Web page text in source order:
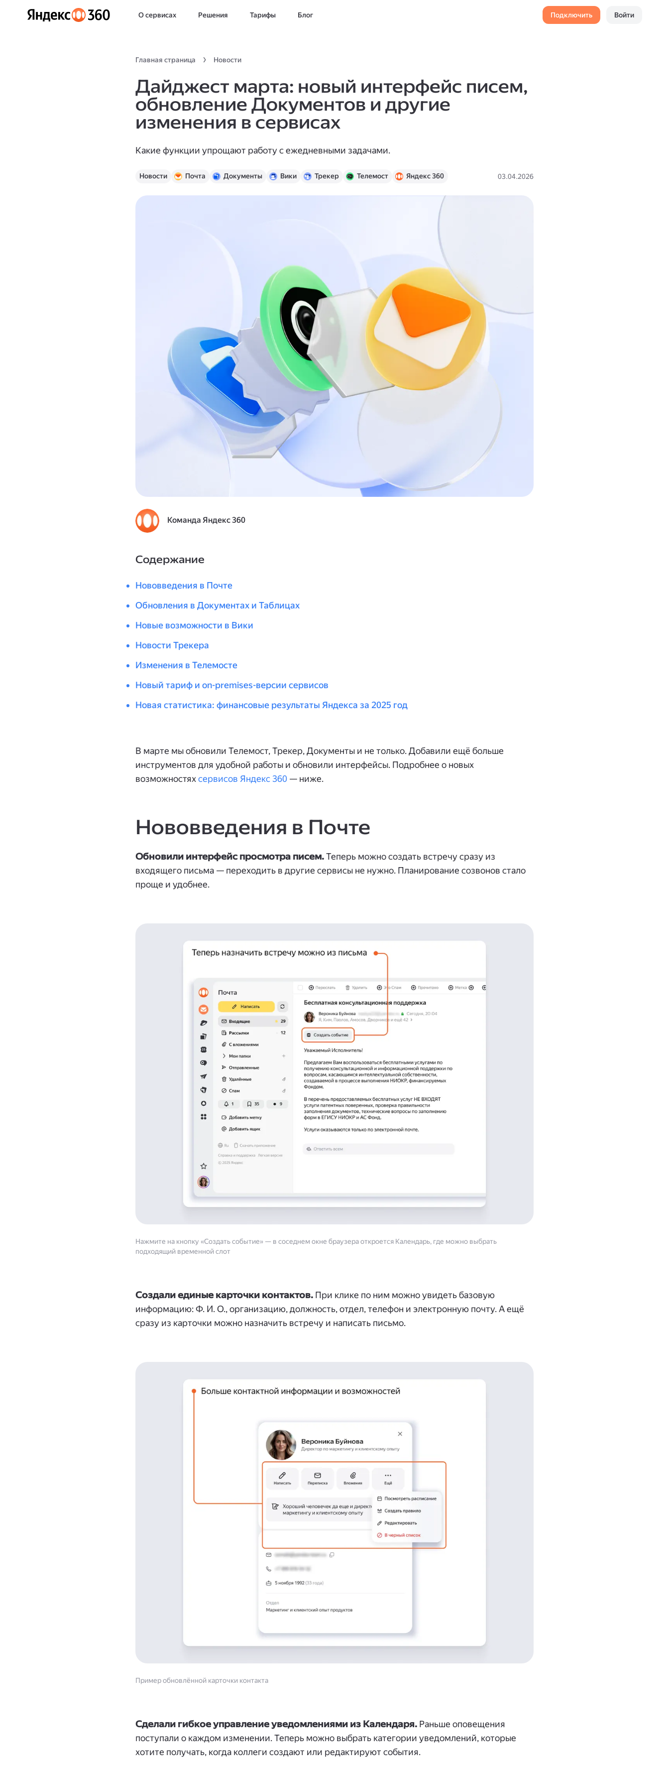
О сервисах Решения Тарифы Блог Подключить Войти
Главная страница Новости
Дайджест марта: новый интерфейс писем,
обновление Документов и другие
изменения в сервисах
Какие функции упрощают работу с ежедневными задачами.
Новости Почта Документы Вики Трекер Телемост Яндекс 360 03.04.2026
Команда Яндекс 360
Содержание
Нововведения в Почте
Обновления в Документах и Таблицах
Новые возможности в Вики
Новости Трекера
Изменения в Телемосте
Новый тариф и on-premises-версии сервисов
Новая статистика: финансовые результаты Яндекса за 2025 год
В марте мы обновили Телемост, Трекер, Документы и не только. Добавили ещё больше
инструментов для удобной работы и обновили интерфейсы. Подробнее о новых
возможностяхсервисов Яндекс 360 — ниже.
Нововведения в Почте
Обновили интерфейс просмотра писем.Теперь можно создать встречу сразу из
входящего письма — переходить в другие сервисы не нужно. Планирование созвонов стало
проще и удобнее.
Нажмите на кнопку «Создать событие» — в соседнем окне браузера откроется Календарь, где можно выбрать
подходящий временной слот
Создали единые карточки контактов. При клике по ним можно увидеть базовую
информацию: Ф. И. О., организацию, должность, отдел, телефон и электронную почту. А ещё
сразу из карточки можно назначить встречу и написать письмо.
Пример обновлённой карточки контакта
Сделали гибкое управление уведомлениями из Календаря. Раньше оповещения
поступали о каждом изменении. Теперь можно выбрать категории уведомлений, которые
хотите получать, когда коллеги создают или редактируют события.